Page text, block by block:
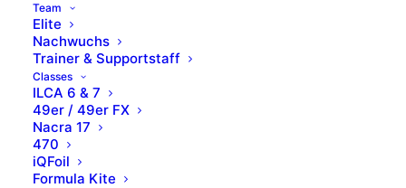
Team
Elite
Nachwuchs
Trainer & Supportstaff
Classes
ILCA 6 & 7
49er / 49er FX
Nacra 17
470
iQFoil
Formula Kite